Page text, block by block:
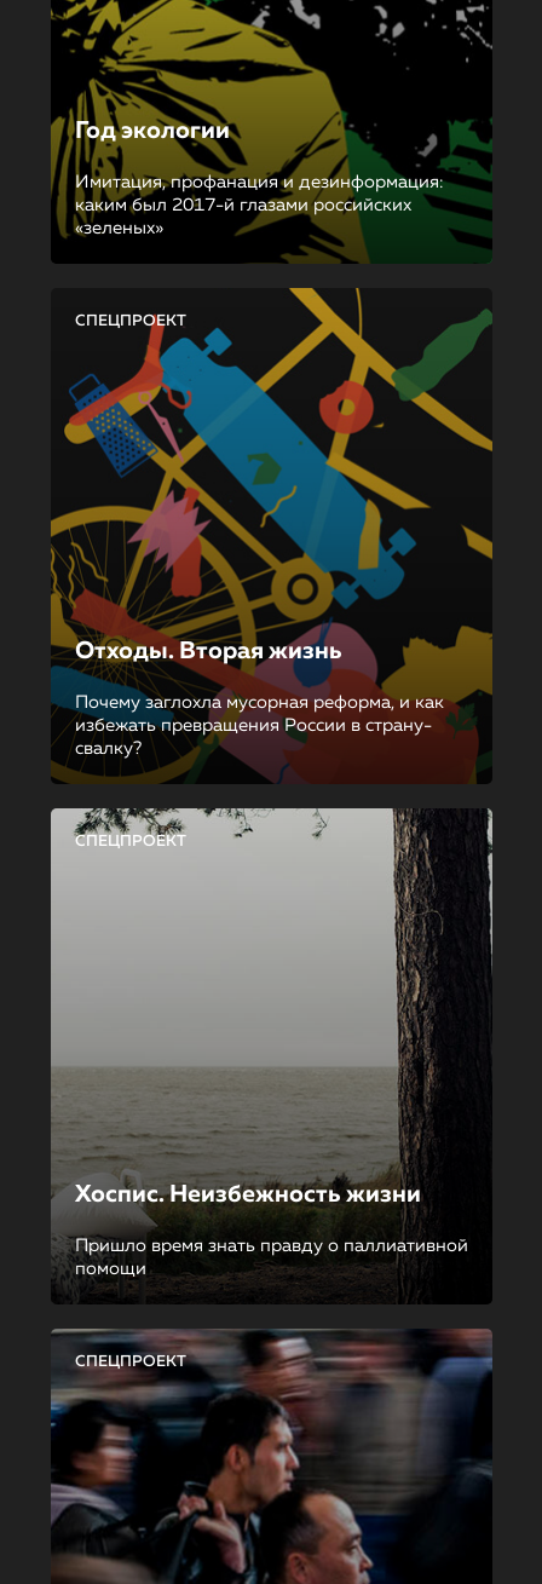
Год экологии
Имитация, профанация и дезинформация:
каким был 2017-й глазами российских
«зеленых»
СПЕЦПРОЕКТ
Отходы. Вторая жизнь
Почему заглохла мусорная реформа, и как
избежать превращения России в страну-
свалку?
СПЕЦПРОЕКТ
Хоспис. Неизбежность жизни
Пришло время знать правду о паллиативной
помощи
СПЕЦПРОЕКТ